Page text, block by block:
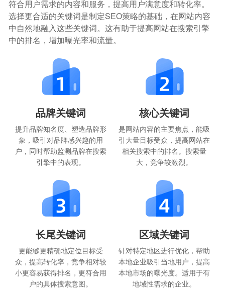
符合用户需求的内容和服务，提高用户满意度和转化率。
选择更合适的关键词是制定SEO策略的基础，在网站内容
中自然地融入这些关键词。这有助于提高网站在搜索引擎
中的排名，增加曝光率和流量。
品牌关键词
提升品牌知名度、塑造品牌形
象，吸引对品牌感兴趣的用
户，同时帮助监测品牌在搜索
引擎中的表现。
核心关键词
是网站内容的主要焦点，能吸
引大量目标受众，提高网站在
相关搜索中的排名。搜索量
大，竞争较激烈。
长尾关键词
更能够更精确地定位目标受
众，提高转化率，竞争相对较
小更容易获得排名，更符合用
户的具体搜索意图。
区域关键词
针对特定地区进行优化，帮助
本地企业吸引当地用户，提高
本地市场的曝光度。适用于有
地域性需求的企业。